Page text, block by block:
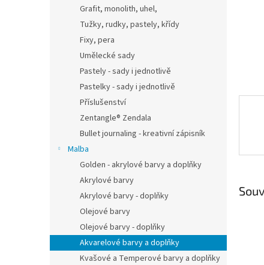
Grafit, monolith, uhel,
Tužky, rudky, pastely, křídy
Fixy, pera
Umělecké sady
Pastely - sady i jednotlivě
Pastelky - sady i jednotlivě
Příslušenství
Zentangle® Zendala
Bullet journaling - kreativní zápisník
Malba
Golden - akrylové barvy a doplňky
Akrylové barvy
Akrylové barvy - doplňky
Olejové barvy
Olejové barvy - doplňky
Akvarelové barvy a doplňky
Kvašové a Temperové barvy a doplňky